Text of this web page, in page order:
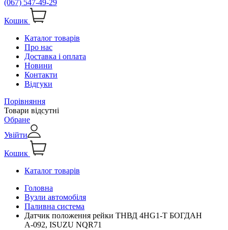
(067) 547-49-29
Кошик
Каталог товарів
Про нас
Доставка і оплата
Новини
Контакти
Відгуки
Порівняння
Товари відсутні
Обране
Увійти
Кошик
Каталог товарів
Головна
Вузли автомобіля
Паливна система
Датчик положення рейки ТНВД 4HG1-T БОГДАН
А-092, ISUZU NQR71